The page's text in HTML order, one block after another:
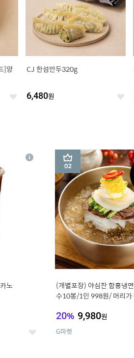
]양
좋
CJ 한섬만두320g
6,480원 좋
노
좋
상
2
(개별포장) 야심찬 함흥냉
수10봉/1인 998원/ 머리가
20% 9,980원
G마켓